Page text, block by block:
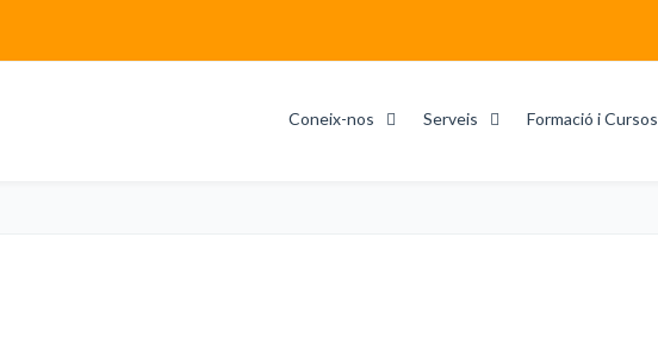
Coneix-nos Serveis Formació i Cursos